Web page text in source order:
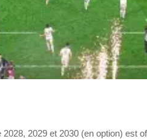
2029 et 2030 (en option) est